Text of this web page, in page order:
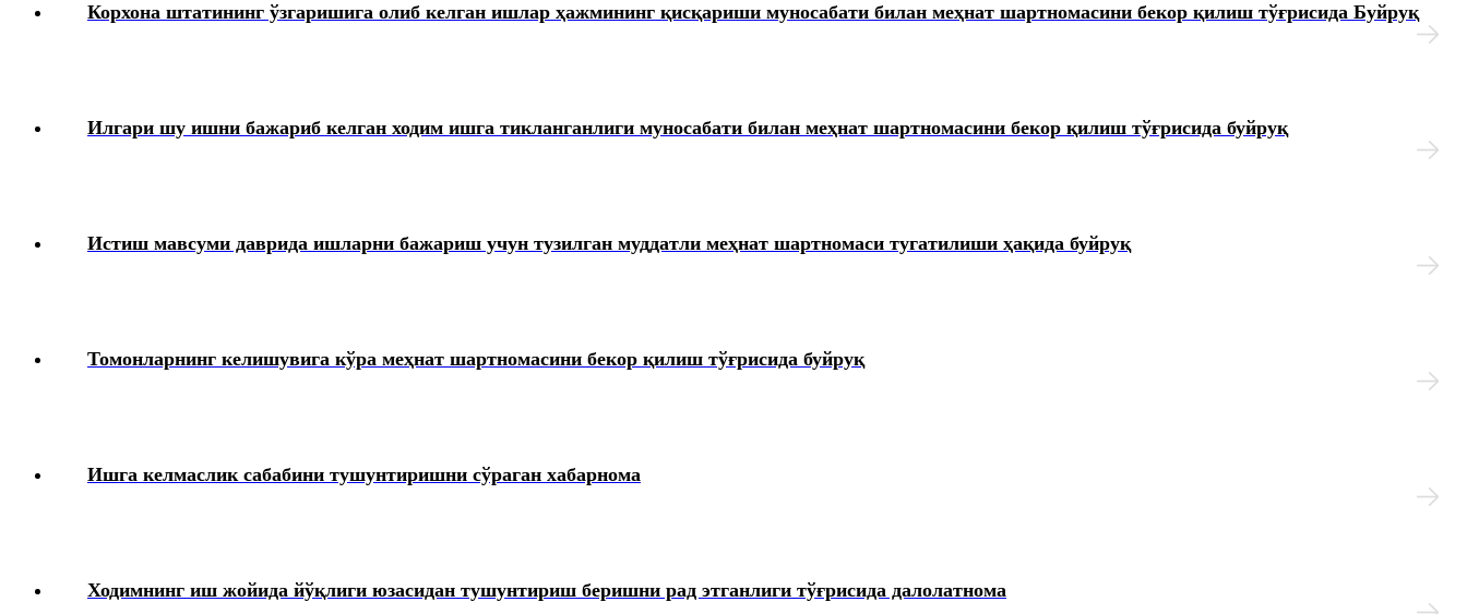
Корхона штатининг ўзгаришига олиб келган ишлар ҳажмининг қисқариши муносабати билан меҳнат шартномасини бекор қилиш тўғрисида Буйруқ
Илгари шу ишни бажариб келган ходим ишга тикланганлиги муносабати билан меҳнат шартномасини бекор қилиш тўғрисида буйруқ
Истиш мавсуми даврида ишларни бажариш учун тузилган муддатли меҳнат шартномаси тугатилиши ҳақида буйруқ
Томонларнинг келишувига кўра меҳнат шартномасини бекор қилиш тўғрисида буйруқ
Ишга келмаслик сабабини тушунтиришни сўраган хабарнома
Ходимнинг иш жойида йўқлиги юзасидан тушунтириш беришни рад этганлиги тўғрисида далолатнома